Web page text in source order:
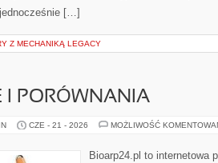
[…]
Z MECHANIKĄ LEGACY
I PORÓWNANIA
CZE - 21 - 2026 MOŻLIWOŚĆ
Bioarp24.pl to internetowa